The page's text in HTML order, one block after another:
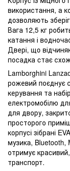
використання, а
дозволяють
Вага 12,5 кг
катання і
Двері, що
посадка стає
Lamborghini
рожевий поєднує
керування та
електромобілю
для двору,
просторого
корпусі зібрані
музика, Bluetooth,
отримує
транспорт.